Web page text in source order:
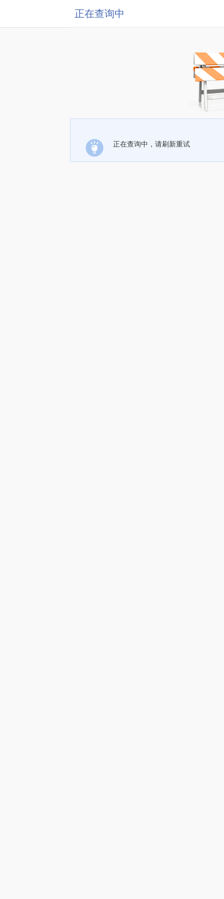
正在查询中
正在查询中，请刷新重试